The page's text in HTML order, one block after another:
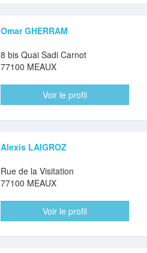
Omar GHERRAM
8 bis Quai Sadi Carnot
77100 MEAUX
Voir le profil
Alexis LAIGROZ
Rue de la Visitation
77100 MEAUX
Voir le profil